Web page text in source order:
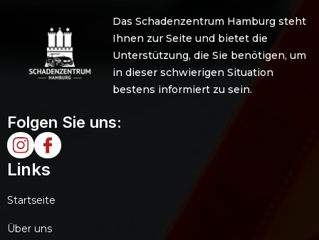
Das Schadenzentrum Hamburg steht
Ihnen zur Seite und bietet die
Unterstützung, die Sie benötigen, um
in dieser schwierigen Situation
bestens informiert zu sein.
Folgen Sie uns:
Links
Startseite
Über uns